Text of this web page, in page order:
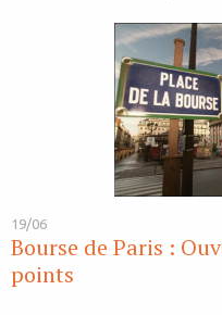
19/06
Bourse de Paris :
points